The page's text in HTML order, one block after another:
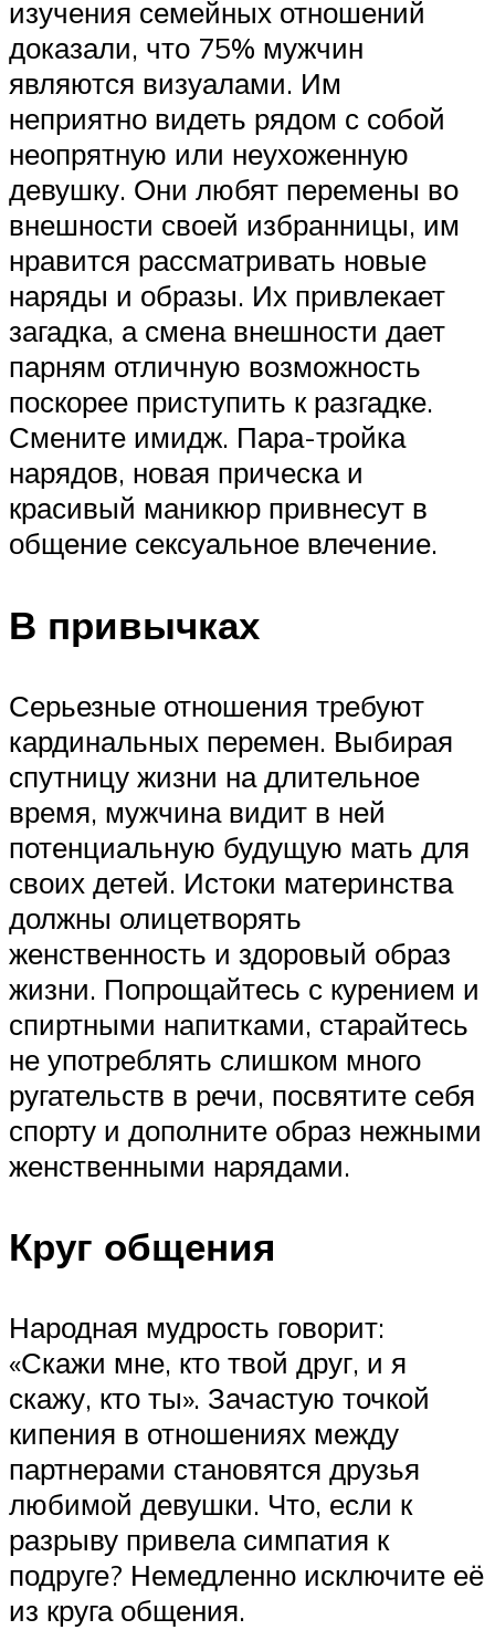
изучения семейных отношений
доказали, что 75% мужчин
являются визуалами. Им
неприятно видеть рядом с собой
неопрятную или неухоженную
девушку. Они любят перемены во
внешности своей избранницы, им
нравится рассматривать новые
наряды и образы. Их привлекает
загадка, а смена внешности дает
парням отличную возможность
поскорее приступить к разгадке.
Смените имидж. Пара-тройка
нарядов, новая прическа и
красивый маникюр привнесут в
общение сексуальное влечение.
В привычках
Серьезные отношения требуют
кардинальных перемен. Выбирая
спутницу жизни на длительное
время, мужчина видит в ней
потенциальную будущую мать для
своих детей. Истоки материнства
должны олицетворять
женственность и здоровый образ
жизни. Попрощайтесь с курением и
спиртными напитками, старайтесь
не употреблять слишком много
ругательств в речи, посвятите себя
спорту и дополните образ нежными
женственными нарядами.
Круг общения
Народная мудрость говорит:
«Скажи мне, кто твой друг, и я
скажу, кто ты». Зачастую точкой
кипения в отношениях между
партнерами становятся друзья
любимой девушки. Что, если к
разрыву привела симпатия к
подруге? Немедленно исключите её
из круга общения.